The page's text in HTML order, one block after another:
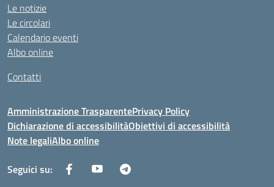
Le notizie
Le circolari
Calendario eventi
Albo online
Contatti
Amministrazione TrasparentePrivacy Policy
Dichiarazione di accessibilitàObiettivi di accessibilità
Note legaliAlbo online
Seguici su: